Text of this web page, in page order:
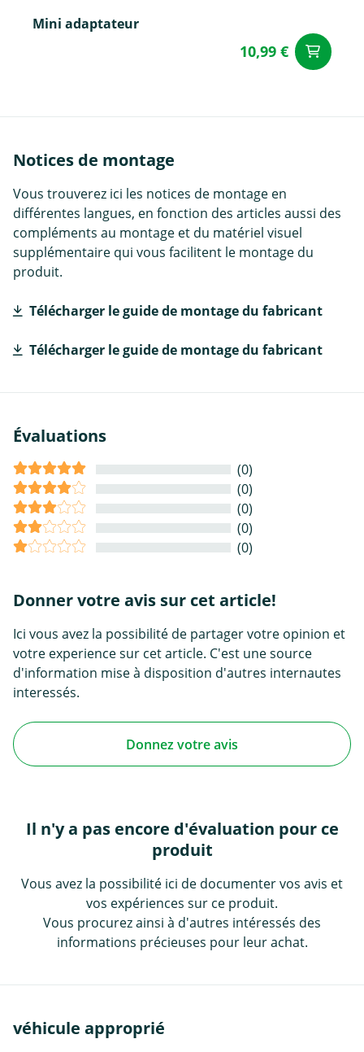
Mini adaptateur
10,99 €
Notices de montage
Vous trouverez ici les notices de montage en
différentes langues, en fonction des articles aussi des
compléments au montage et du matériel visuel
supplémentaire qui vous facilitent le montage du
produit.
Télécharger le guide de montage du fabricant
Télécharger le guide de montage du fabricant
Évaluations
(0)
(0)
(0)
(0)
(0)
Donner votre avis sur cet article!
Ici vous avez la possibilité de partager votre opinion et
votre experience sur cet article. C'est une source
d'information mise à disposition d'autres internautes
interessés.
Donnez votre avis
Il n'y a pas encore d'évaluation pour ce
produit
Vous avez la possibilité ici de documenter vos avis et
vos expériences sur ce produit.
Vous procurez ainsi à d'autres intéressés des
informations précieuses pour leur achat.
véhicule approprié